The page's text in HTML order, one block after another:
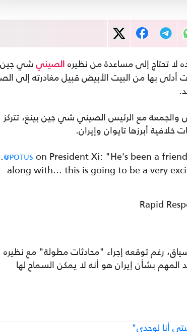
لا تحتاج إلى مساعدة من نظيره الصيني شي جين
بها من البيت الأبيض قبيل مغادرته إلى
مع الرئيس الصيني شي جين بينغ، تتركز
أبرزها تايوان وإيران.
.@POTUS on President Xi: "He's been a
along with... this is going to be a very
رغم توقعه إجراء "محادثات مطولة" مع نظيره
بشأن إيران هو أنه لا يمكن السماح لها
أنا لوحدي"